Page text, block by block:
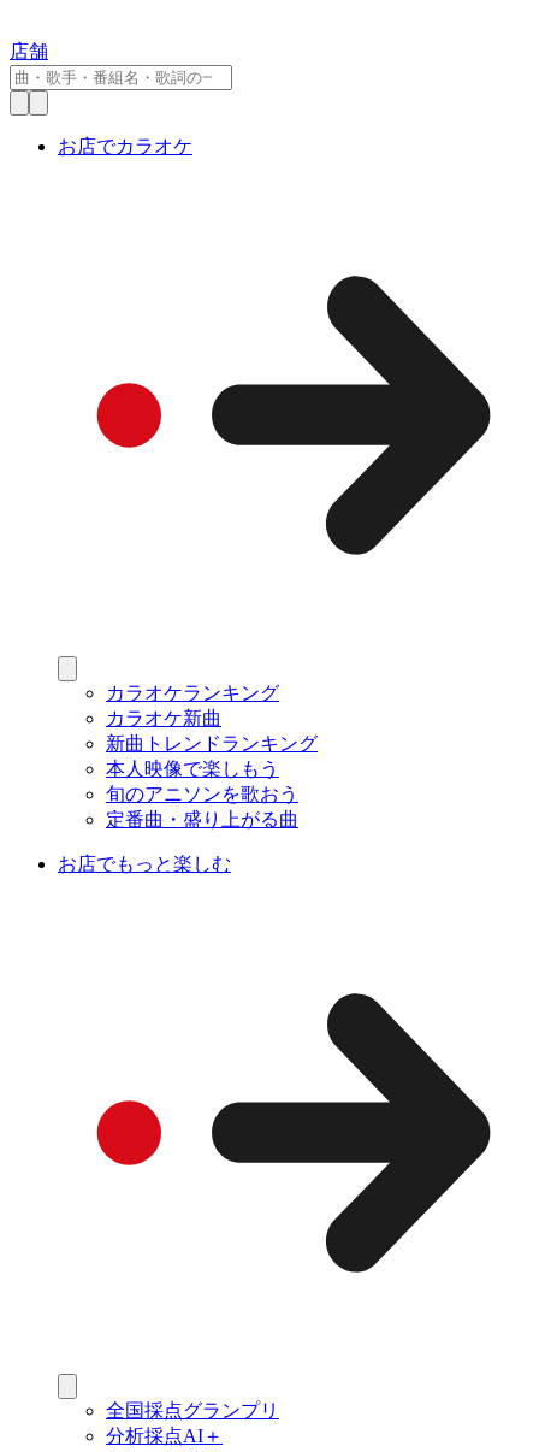
店舗
お店でカラオケ
カラオケランキング
カラオケ新曲
新曲トレンドランキング
本人映像で楽しもう
旬のアニソンを歌おう
定番曲・盛り上がる曲
お店でもっと楽しむ
全国採点グランプリ
分析採点AI＋